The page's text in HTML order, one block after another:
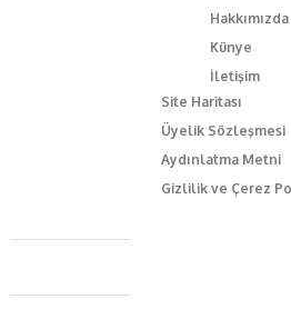
Hakkımızda
Künye
İletişim
Site Haritası
Üyelik Sözleşmesi
Aydınlatma Metni
Gizlilik ve Çerez
Caferağa Mah. Dr. Şakir Paşa
+90 543 345 46 00